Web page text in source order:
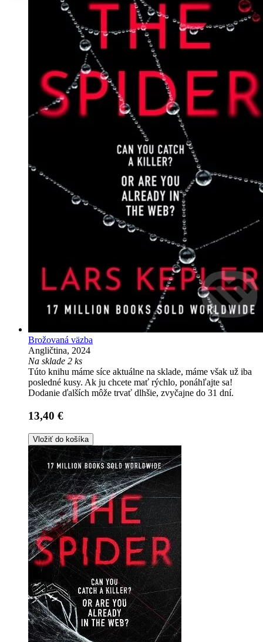
Brožovaná väzba
Angličtina, 2024
Na sklade 2 ks
Túto knihu máme síce aktuálne na sklade, máme však už iba
posledné kusy. Ak ju chcete mať rýchlo, ponáhľajte sa!
Dodanie ďalších môže trvať dlhšie, zvyčajne do 31 dní.
13,40 €
Vložiť do košíka